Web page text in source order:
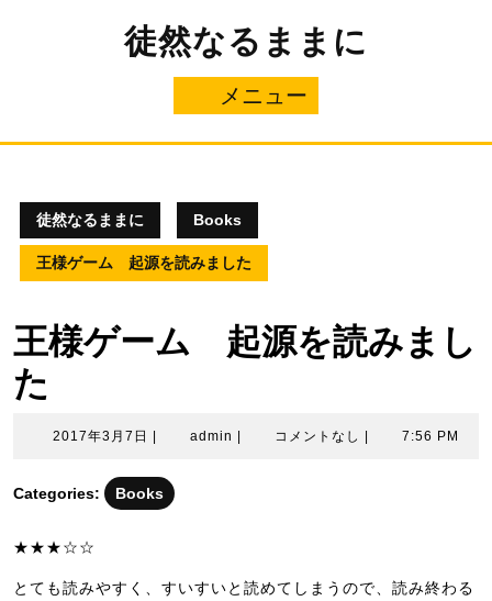
ス
徒然なるままに
メニュー
ニ
徒然なるままに Books
王様ゲーム 起源を読みました
王様ゲーム 起源を読みまし
た
2017年3月7日
2017
月
admin adminコメントなし 7:56 PM
Categories: Books
★★★☆☆
とても読みやすく、すいすいと読めてしまうので、読み終わる